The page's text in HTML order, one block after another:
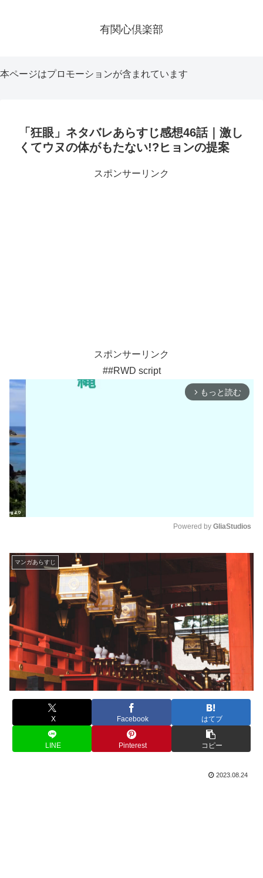
有関心倶楽部
本ページはプロモーションが含まれています
「狂眼」ネタバレあらすじ感想46話｜激し
くてウヌの体がもたない!?ヒョンの提案
スポンサーリンク
スポンサーリンク
##RWD script
arrow_forward_ios もっと読む
e
Powered by GliaStudios
マンガあらすじ
X Facebook はてブ
LINE Pinterest コピー
2023.08.24